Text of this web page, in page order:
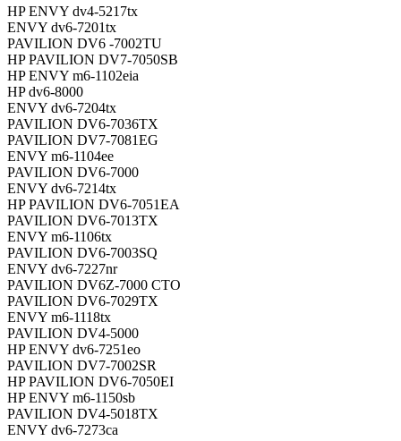
HP ENVY dv4-5217tx
ENVY dv6-7201tx
PAVILION DV6 -7002TU
HP PAVILION DV7-7050SB
HP ENVY m6-1102eia
HP dv6-8000
ENVY dv6-7204tx
PAVILION DV6-7036TX
PAVILION DV7-7081EG
ENVY m6-1104ee
PAVILION DV6-7000
ENVY dv6-7214tx
HP PAVILION DV6-7051EA
PAVILION DV6-7013TX
ENVY m6-1106tx
PAVILION DV6-7003SQ
ENVY dv6-7227nr
PAVILION DV6Z-7000 CTO
PAVILION DV6-7029TX
ENVY m6-1118tx
PAVILION DV4-5000
HP ENVY dv6-7251eo
PAVILION DV7-7002SR
HP PAVILION DV6-7050EI
HP ENVY m6-1150sb
PAVILION DV4-5018TX
ENVY dv6-7273ca